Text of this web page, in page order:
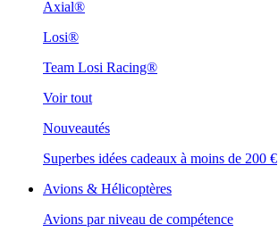
Axial®
Losi®
Team Losi Racing®
Voir tout
Nouveautés
Superbes idées cadeaux à moins de 200 €
Avions & Hélicoptères
Avions par niveau de compétence